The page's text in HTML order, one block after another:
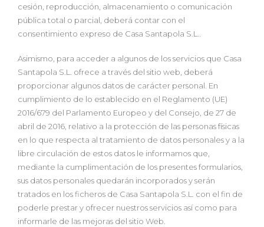
cesión, reproducción, almacenamiento o comunicación
pública total o parcial, deberá contar con el
consentimiento expreso de Casa Santapola S.L..
Asimismo, para acceder a algunos de los servicios que Casa
Santapola S.L. ofrece a través del sitio web, deberá
proporcionar algunos datos de carácter personal. En
cumplimiento de lo establecido en el Reglamento (UE)
2016/679 del Parlamento Europeo y del Consejo, de 27 de
abril de 2016, relativo a la protección de las personas físicas
en lo que respecta al tratamiento de datos personales y a la
libre circulación de estos datos le informamos que,
mediante la cumplimentación de los presentes formularios,
sus datos personales quedarán incorporados y serán
tratados en los ficheros de Casa Santapola S.L. con el fin de
poderle prestar y ofrecer nuestros servicios así como para
informarle de las mejoras del sitio Web.